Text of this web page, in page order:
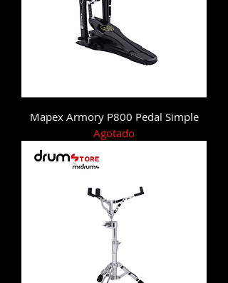
Mapex Armory P800 Pedal Simple
Agotado